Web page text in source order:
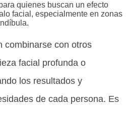
quienes buscan un efecto
facial, especialmente en zonas
combinarse con otros
facial profunda o
los resultados y
de cada persona. Es